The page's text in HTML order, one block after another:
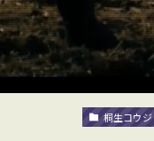
桐生コウジ